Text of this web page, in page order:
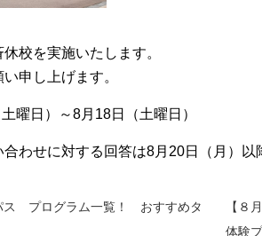
校を実施いたします。
申し上げます。
日）～8月18日（土曜日）
わせに対する回答は8月20日（月）以
ス プログラム一覧！ おすすめタ
【８
体験